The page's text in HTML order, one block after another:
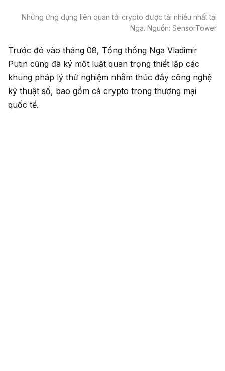
Những ứng dụng liên quan tới crypto được tải nhiều nhất tại
Nga. Nguồn: SensorTower
Trước đó vào tháng 08, Tổng thống Nga Vladimir
Putin cũng đã ký một luật quan trọng thiết lập các
khung pháp lý thử nghiệm nhằm thúc đẩy công nghệ
kỹ thuật số, bao gồm cả crypto trong thương mại
quốc tế.